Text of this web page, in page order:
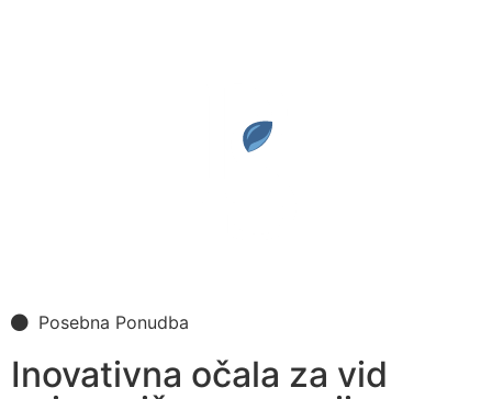
Posebna Ponudba
Inovativna očala za vid